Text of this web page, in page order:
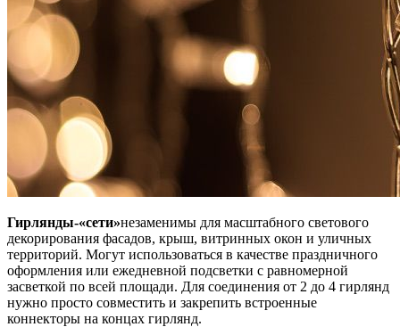
Гирлянды-«сети»незаменимы для масштабного светового
декорирования фасадов, крыш, витринных окон и уличных
территорий. Могут использоваться в качестве праздничного
оформления или ежедневной подсветки с равномерной
засветкой по всей площади. Для соединения от 2 до 4 гирлянд
нужно просто совместить и закрепить встроенные
коннекторы на концах гирлянд.